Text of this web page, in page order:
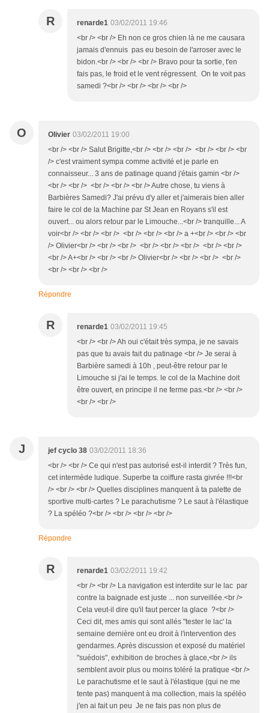
R renarde1 03/02/2011 19:46
<br /> <br /> Eh non ce gros chien là ne me causara
jamais d'ennuis pas eu besoin de l'arroser avec le
bidon.<br /> <br /> <br /> Bravo pour ta sortie, t'en
fais pas, le froid et le vent régressent. On te voit pas
samedi ?<br /> <br /> <br /> <br />
O Olivier 03/02/2011 19:00
<br /> <br /> Salut Brigitte,<br /> <br /> <br /> <br /> <br /> <br
/> c'est vraiment sympa comme activité et je parle en
connaisseur... 3 ans de patinage quand j'étais gamin <br />
<br /> <br /> <br /> <br /> <br /> Autre chose, tu viens à
Barbières Samedi? J'ai prévu d'y aller et j'aimerais bien aller
faire le col de la Machine par St Jean en Royans s'il est
ouvert... ou alors retour par le Limouche...<br /> tranquille... A
voir<br /> <br /> <br /> <br /> <br /> <br /> a +<br /> <br /> <br
/> Olivier<br /> <br /> <br /> <br /> <br /> <br /> <br /> <br />
<br /> A+<br /> <br /> <br /> Olivier<br /> <br /> <br /> <br />
<br /> <br /> <br />
Répondre
R renarde1 03/02/2011 19:45
<br /> <br /> Ah oui c'était très sympa, je ne savais
pas que tu avais fait du patinage <br /> Je serai à
Barbière samedi à 10h , peut-être retour par le
Limouche si j'ai le temps. le col de la Machine doit
être ouvert, en principe il ne ferme pas.<br /> <br />
<br /> <br />
J jef cyclo 38 03/02/2011 18:36
<br /> <br /> Ce qui n'est pas autorisé est-il interdit ? Très fun,
cet intermède ludique. Superbe ta coiffure rasta givrée !!!<br
/> <br /> <br /> Quelles disciplines manquent à ta palette de
sportive multi-cartes ? Le parachutisme ? Le saut à l'élastique
? La spéléo ?<br /> <br /> <br /> <br />
Répondre
R renarde1 03/02/2011 19:42
<br /> <br /> La navigation est interdite sur le lac par
contre la baignade est juste ... non surveillée.<br />
Cela veut-il dire qu'il faut percer la glace ?<br />
Ceci dit, mes amis qui sont allés "tester le lac' la
semaine dernière ont eu droit à l'intervention des
gendarmes. Après discussion et exposé du matériel
"suédois", exhibition de broches à glace,<br /> ils
semblent avoir plus ou moins toléré la pratique <br />
Le parachutisme et le saut à l'élastique (qui ne me
tente pas) manquent à ma collection, mais la spéléo
j'en ai fait un peu Je ne fais pas non plus de